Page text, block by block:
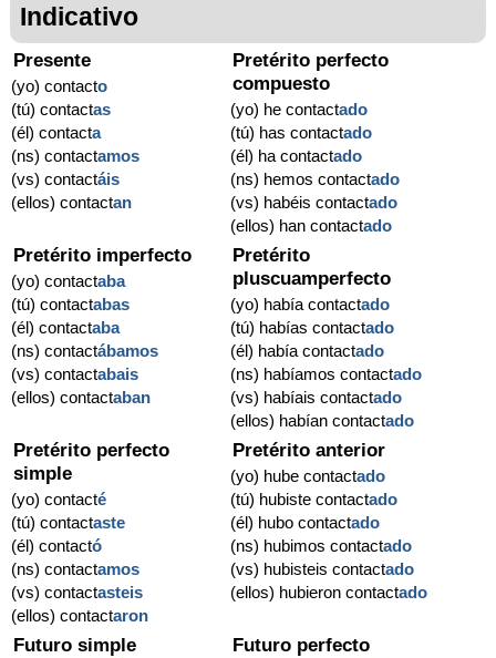
Indicativo
Presente
(yo) contacto
(tú) contactas
(él) contacta
(ns) contactamos
(vs) contactáis
(ellos) contactan
Pretérito perfecto
compuesto
(yo) he contactado
(tú) has contactado
(él) ha contactado
(ns) hemos contactado
(vs) habéis contactado
(ellos) han contactado
Pretérito imperfecto
(yo) contactaba
(tú) contactabas
(él) contactaba
(ns) contactábamos
(vs) contactabais
(ellos) contactaban
Pretérito
pluscuamperfecto
(yo) había contactado
(tú) habías contactado
(él) había contactado
(ns) habíamos contactado
(vs) habíais contactado
(ellos) habían contactado
Pretérito perfecto
simple
(yo) contacté
(tú) contactaste
(él) contactó
(ns) contactamos
(vs) contactasteis
(ellos) contactaron
Pretérito anterior
(yo) hube contactado
(tú) hubiste contactado
(él) hubo contactado
(ns) hubimos contactado
(vs) hubisteis contactado
(ellos) hubieron contactado
Futuro simple Futuro perfecto